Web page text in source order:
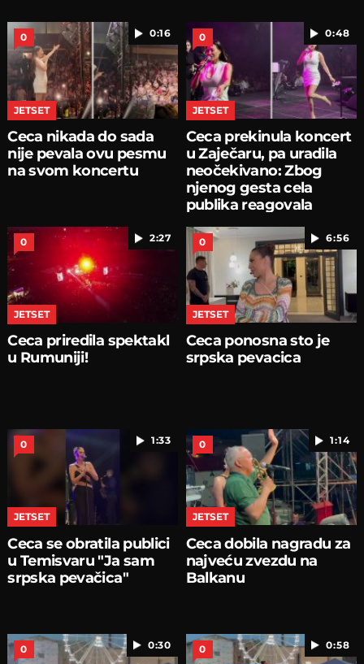
0:16
0
JETSET
Ceca nikada do sada
nije pevala ovu pesmu
na svom koncertu
0:48
0
JETSET
Ceca prekinula koncert
u Zaječaru, pa uradila
neočekivano: Zbog
njenog gesta cela
publika reagovala
2:27
0
JETSET
Ceca priredila spektakl
u Rumuniji!
6:56
0
JETSET
Ceca ponosna sto je
srpska pevacica
1:33
0
JETSET
Ceca se obratila publici
u Temisvaru "Ja sam
srpska pevačica"
1:14
0
JETSET
Ceca dobila nagradu za
najveću zvezdu na
Balkanu
0:30
0 0:58
0